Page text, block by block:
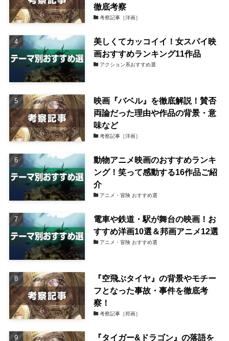
徹底考察
考察記事［洋画］
美しくてカッコイイ！女スパイ映
画おすすめランキング11作品
アクション系おすすめ選
映画『バベル』を徹底解説！賛否
両論だった理由や作品の背景・意
味など
考察記事［洋画］
動物アニメ映画のおすすめランキ
ング！笑って感動する16作品ご紹
介
アニメ・冒険 おすすめ選
電車や鉄道・駅が舞台の映画！お
すすめ洋画10選＆邦画アニメ12選
アニメ・冒険 おすすめ選
『空飛ぶタイヤ』の背景やモチー
フとなった事故・事件を徹底考
察！
考察記事［邦画］
『タイガー&ドラゴン』の落語を